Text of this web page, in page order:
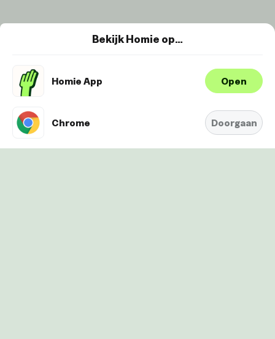
Bekijk Homie op…
Homie App Open
Chrome Doorgaan
Wij maken gebruik van cookies om je
personaliseren. Bekijk
Cookie-Policy.
Oké